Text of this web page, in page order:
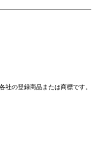
社の登録商品または商標です。